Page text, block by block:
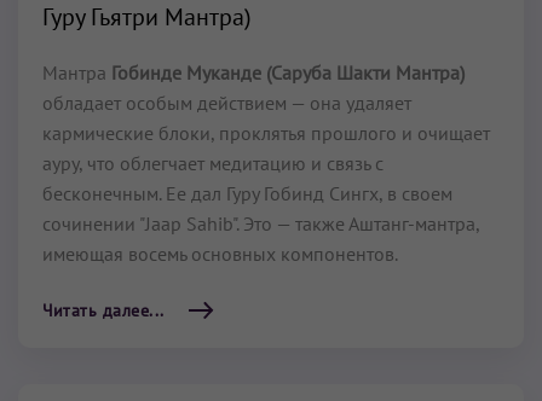
Гуру Гьятри Мантра)
Мантра Гобинде Муканде (Саруба Шакти Мантра)
обладает особым действием — она удаляет
кармические блоки, проклятья прошлого и очищает
ауру, что облегчает медитацию и связь с
бесконечным. Ее дал Гуру Гобинд Сингх, в своем
сочинении "Jaap Sahib". Это — также Аштанг-мантра,
имеющая восемь основных компонентов.
Читать далее...